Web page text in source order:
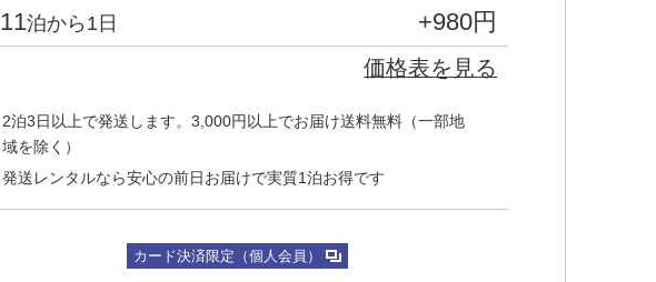
11泊から1日 +980円
価格表を見る
2泊3日以上で発送します。3,000円以上でお届け送料無料（一部地
域を除く）
発送レンタルなら安心の前日お届けで実質1泊お得です
カード決済限定（個人会員）